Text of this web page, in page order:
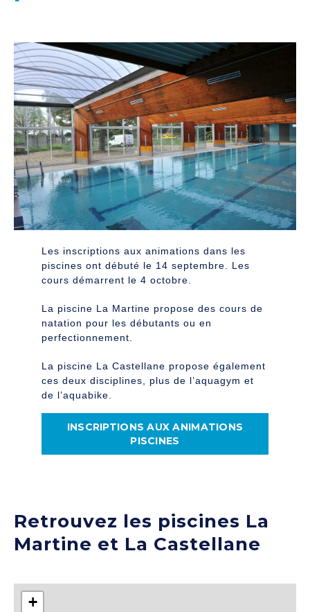
Les inscriptions aux animations dans les
piscines ont débuté le 14 septembre. Les
cours démarrent le 4 octobre.
La piscine La Martine propose des cours de
natation pour les débutants ou en
perfectionnement.
La piscine La Castellane propose également
ces deux disciplines, plus de l’aquagym et
de l’aquabike.
INSCRIPTIONS AUX ANIMATIONS
PISCINES
Retrouvez les piscines La
Martine et La Castellane
+